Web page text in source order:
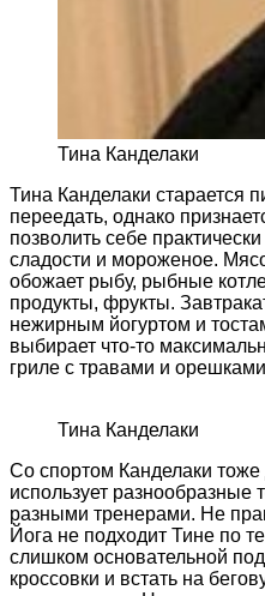
Тина Канделаки
Тина Канделаки старается
переедать, однако
позволить себе
сладости и мороженое.
обожает рыбу, рыбные
продукты, фрукты.
нежирным йогуртом и
выбирает что-то
гриле с травами и
Тина Канделаки
Со спортом Канделаки тоже
использует разнообразные
разными тренерами. Не
Йога не подходит Тине по
слишком основательной
кроссовки и встать на